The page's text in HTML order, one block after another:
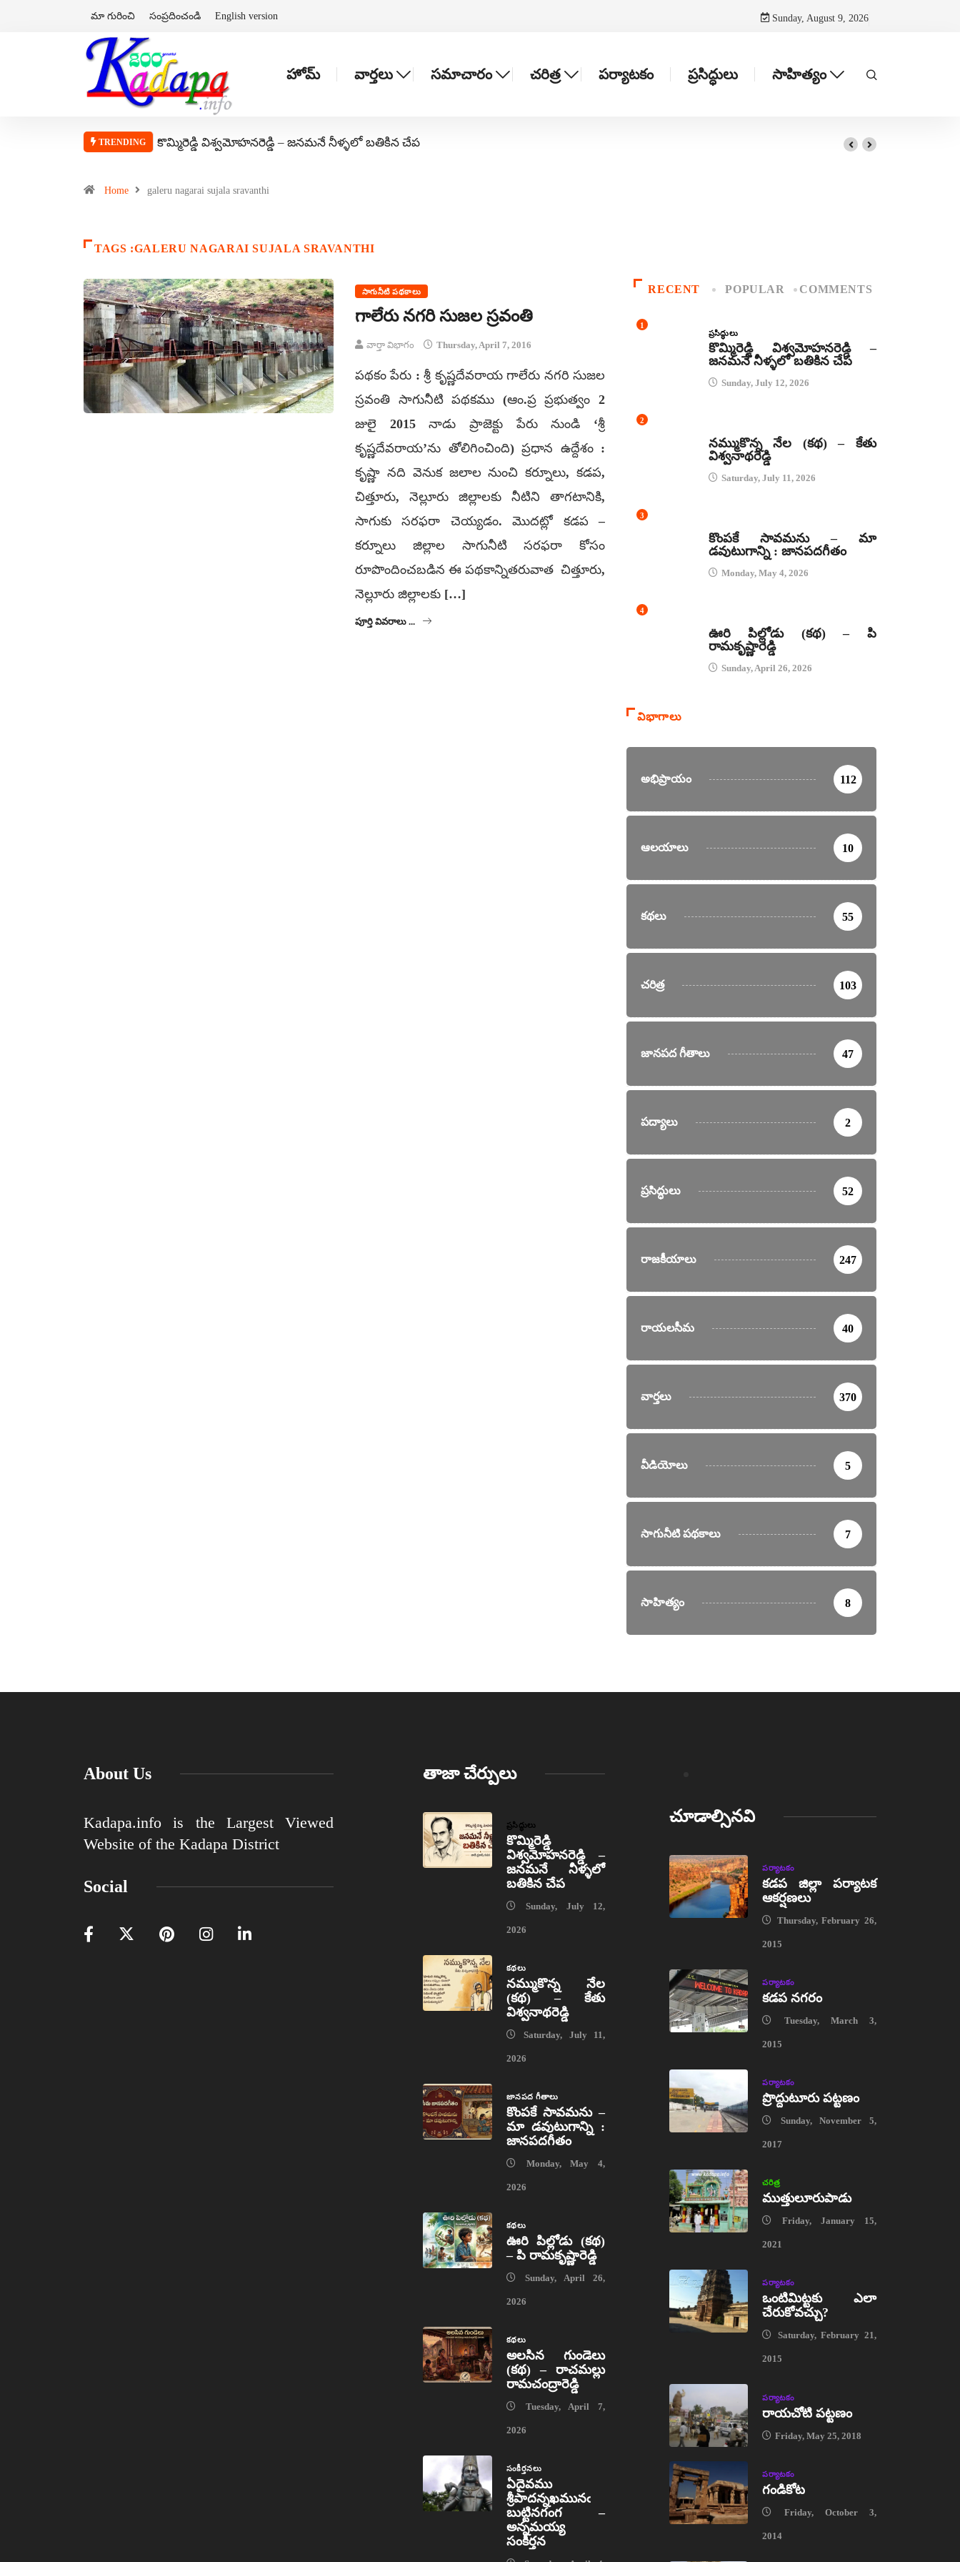
మా గురించి సంప్రదించండి English version Sunday, August 9, 2026
హోమ్ వార్తలు సమాచారం చరిత్ర పర్యాటకం ప్రసిద్ధులు సాహిత్యం
TRENDING కొమ్మిరెడ్డి విశ్వమోహనరెడ్డి – జనమనే నీళ్ళలో బతికిన చేప
Home galeru nagarai sujala sravanthi
TAGS :GALERU NAGARAI SUJALA SRAVANTHI
సాగునీటి పథకాలు
గాలేరు నగరి సుజల స్రవంతి
వార్తా విభాగం Thursday, April 7, 2016
పథకం పేరు : శ్రీ కృష్ణదేవరాయ గాలేరు నగరి సుజల
స్రవంతి సాగునీటి పథకము (ఆం.ప్ర ప్రభుత్వం 2
జులై 2015 నాడు ప్రాజెక్టు పేరు నుండి ‘శ్రీ
కృష్ణదేవరాయ’ను తోలిగించింది) ప్రధాన ఉద్దేశం :
కృష్ణా నది వెనుక జలాల నుంచి కర్నూలు, కడప,
చిత్తూరు, నెల్లూరు జిల్లాలకు నీటిని తాగటానికి,
సాగుకు సరఫరా చెయ్యడం. మొదట్లో కడప –
కర్నూలు జిల్లాల సాగునీటి సరఫరా కోసం
రూపొందించబడిన ఈ పథకాన్నితరువాత చిత్తూరు,
నెల్లూరు జిల్లాలకు […]
పూర్తి వివరాలు ...
RECENT POPULAR COMMENTS
1
ప్రసిద్ధులు
కొమ్మిరెడ్డి విశ్వమోహనరెడ్డి –
జనమనే నీళ్ళలో బతికిన చేప
Sunday, July 12, 2026
2
నమ్ముకొన్న నేల (కథ) – కేతు
విశ్వనాథరెడ్డి
Saturday, July 11, 2026
3
కొంపకే సావమను – మా
డవుటుగాన్ని : జానపదగీతం
Monday, May 4, 2026
4
ఊరి పిల్లోడు (కథ) – పి
రామకృష్ణారెడ్డి
Sunday, April 26, 2026
విభాగాలు
అభిప్రాయం 112
ఆలయాలు 10
కథలు 55
చరిత్ర 103
జానపద గీతాలు 47
పద్యాలు 2
ప్రసిద్ధులు 52
రాజకీయాలు 247
రాయలసీమ 40
వార్తలు 370
వీడియోలు 5
సాగునీటి పథకాలు 7
సాహిత్యం 8
About Us
Kadapa.info is the Largest Viewed
Website of the Kadapa District
Social
తాజా చేర్పులు
ప్రసిద్ధులు
కొమ్మిరెడ్డి
విశ్వమోహనరెడ్డి –
జనమనే నీళ్ళలో
బతికిన చేప
Sunday, July 12,
2026
కథలు
నమ్ముకొన్న నేల
(కథ) – కేతు
విశ్వనాథరెడ్డి
Saturday, July 11,
2026
జానపద గీతాలు
కొంపకే సావమను –
మా డవుటుగాన్ని :
జానపదగీతం
Monday, May 4,
2026
కథలు
ఊరి పిల్లోడు (కథ)
– పి రామకృష్ణారెడ్డి
Sunday, April 26,
2026
కథలు
అలసిన గుండెలు
(కథ) – రాచమల్లు
రామచంద్రారెడ్డి
Tuesday, April 7,
2026
సంకీర్తనలు
ఏదైవము
శ్రీపాదన్నఖమునఁ
బుట్టినగంగ –
అన్నమయ్య
సంకీర్తన
చూడాల్సినవి
పర్యాటకం
కడప జిల్లా పర్యాటక
ఆకర్షణలు
Thursday, February 26,
2015
పర్యాటకం
కడప నగరం
Tuesday, March 3,
2015
పర్యాటకం
ప్రొద్దుటూరు పట్టణం
Sunday, November 5,
2017
చరిత్ర
ముత్తులూరుపాడు
Friday, January 15,
2021
పర్యాటకం
ఒంటిమిట్టకు ఎలా
చేరుకోవచ్చు?
Saturday, February 21,
2015
పర్యాటకం
రాయచోటి పట్టణం
Friday, May 25, 2018
పర్యాటకం
గండికోట
Friday, October 3,
2014